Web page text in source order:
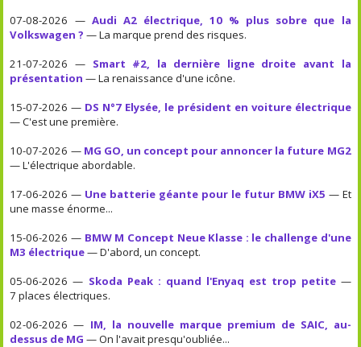
07-08-2026 — Audi A2 électrique, 10 % plus sobre que la
Volkswagen ? — La marque prend des risques.
21-07-2026 — Smart #2, la dernière ligne droite avant la
présentation — La renaissance d'une icône.
15-07-2026 — DS N°7 Elysée, le président en voiture électrique
— C'est une première.
10-07-2026 — MG GO, un concept pour annoncer la future MG2
— L'électrique abordable.
17-06-2026 — Une batterie géante pour le futur BMW iX5 — Et
une masse énorme...
15-06-2026 — BMW M Concept Neue Klasse : le challenge d'une
M3 électrique— D'abord, un concept.
05-06-2026 — Skoda Peak : quand l'Enyaq est trop petite—
7 places électriques.
02-06-2026 — IM, la nouvelle marque premium de SAIC, au-
dessus de MG — On l'avait presqu'oubliée...